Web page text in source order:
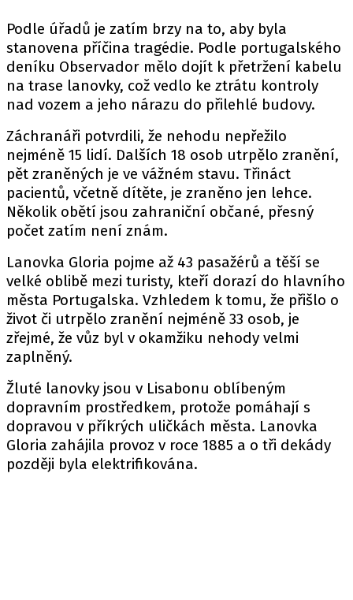
Podle úřadů je zatím brzy na to, aby byla
stanovena příčina tragédie. Podle portugalského
deníku Observador mělo dojít k přetržení kabelu
na trase lanovky, což vedlo ke ztrátu kontroly
nad vozem a jeho nárazu do přilehlé budovy.
Záchranáři potvrdili, že nehodu nepřežilo
nejméně 15 lidí. Dalších 18 osob utrpělo zranění,
pět zraněných je ve vážném stavu. Třináct
pacientů, včetně dítěte, je zraněno jen lehce.
Několik obětí jsou zahraniční občané, přesný
počet zatím není znám.
Lanovka Gloria pojme až 43 pasažérů a těší se
velké oblibě mezi turisty, kteří dorazí do hlavního
města Portugalska. Vzhledem k tomu, že přišlo o
život či utrpělo zranění nejméně 33 osob, je
zřejmé, že vůz byl v okamžiku nehody velmi
zaplněný.
Žluté lanovky jsou v Lisabonu oblíbeným
dopravním prostředkem, protože pomáhají s
dopravou v příkrých uličkách města. Lanovka
Gloria zahájila provoz v roce 1885 a o tři dekády
později byla elektrifikována.